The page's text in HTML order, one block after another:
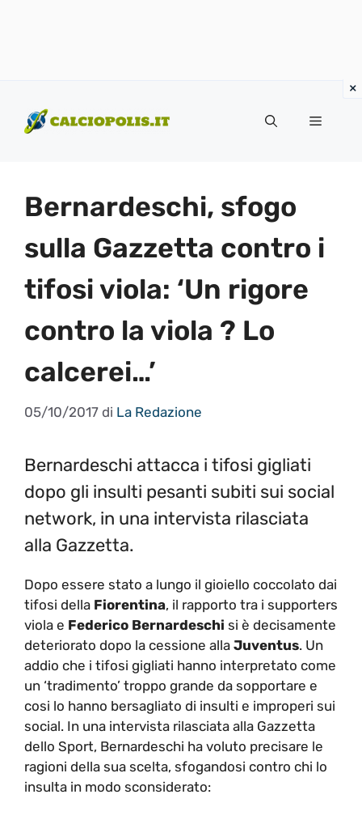
contenuto
Menu
Bernardeschi, sfogo
sulla Gazzetta contro i
tifosi viola: ‘Un rigore
contro la viola ? Lo
calcerei…’
05/10/2017 di La Redazione
Bernardeschi attacca i tifosi gigliati
dopo gli insulti pesanti subiti sui social
network, in una intervista rilasciata
alla Gazzetta.
Dopo essere stato a lungo il gioiello coccolato dai
tifosi della Fiorentina, il rapporto tra i supporters
viola e Federico Bernardeschi si è decisamente
deteriorato dopo la cessione alla Juventus. Un
addio che i tifosi gigliati hanno interpretato come
un ‘tradimento’ troppo grande da sopportare e
cosi lo hanno bersagliato di insulti e improperi sui
social. In una intervista rilasciata alla Gazzetta
dello Sport, Bernardeschi ha voluto precisare le
ragioni della sua scelta, sfogandosi contro chi lo
insulta in modo sconsiderato: